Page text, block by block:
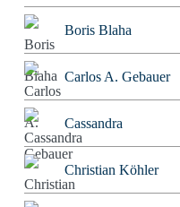
Boris Blaha
Carlos A. Gebauer
Cassandra
Christian Köhler